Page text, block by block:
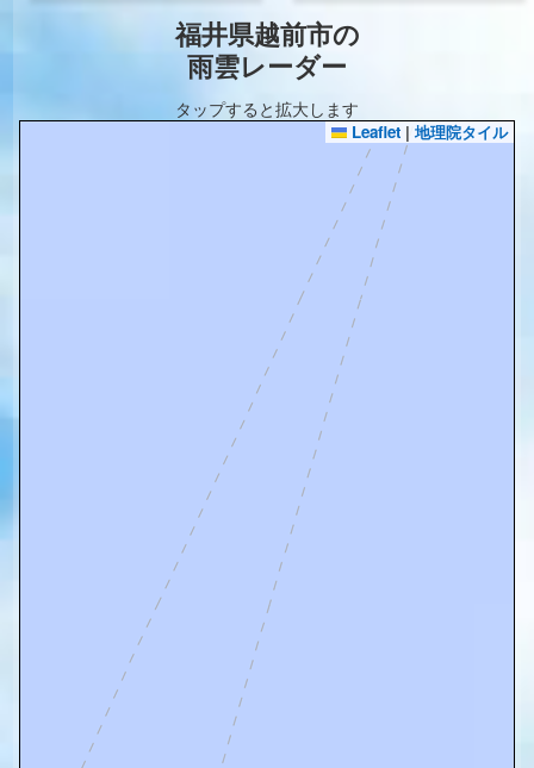
福井県越前市の
雨雲レーダー
タップすると拡大します
Leaflet | 地理院タイル